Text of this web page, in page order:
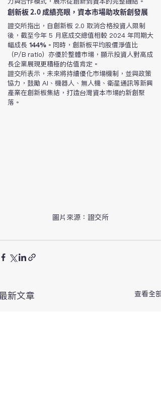
創新板 2.0 成績亮眼，資本市場助攻新創發展
證交所指出，自創新板 2.0 取消合格投資人限制
後，截至今年 5 月底成交總值相較 2024 年同期大
幅成長 144% 。同時，創新板平均股價淨值比
（P/B ratio）亦優於整體市場，顯示投資人對高成
長企業展現更積極的估值肯定。
證交所表示，未來將持續優化市場機制，並與政策
協力，鼓勵 AI、機器人、無人機、衛星通訊等新興
產業在創新板集結，打造台灣資本市場的新創聚
落。
圖片來源：證交所
新文章 查看全部